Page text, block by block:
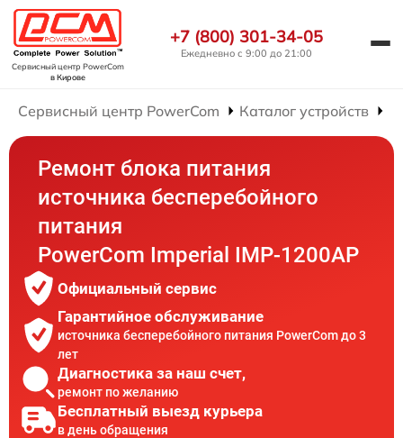
Сервисный центр PowerCom
в Кирове
+7 (800) 301-34-05
Ежедневно с 9:00 до 21:00
Сервисный центр PowerCom Каталог устройств
Ремонт блока питания
источника бесперебойного
питания
PowerCom Imperial IMP-1200AP
Официальный сервис
Гарантийное обслуживание
источника бесперебойного питания PowerCom до 3
лет
Диагностика за наш счет,
ремонт по желанию
Бесплатный выезд курьера
в день обращения